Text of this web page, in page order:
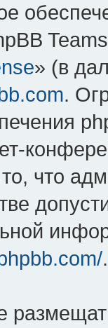
» (в
.
то, что
.